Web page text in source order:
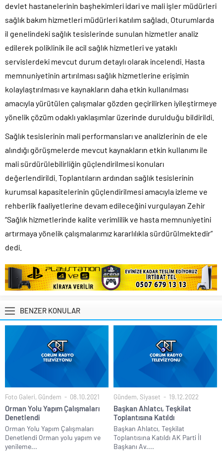
devlet hastanelerinin başhekimleri idari ve mali işler müdürleri
sağlık bakım hizmetleri müdürleri katılım sağladı. Oturumlarda
il genelindeki sağlık tesislerinde sunulan hizmetler analiz
edilerek poliklinik ile acil sağlık hizmetleri ve yataklı
servislerdeki mevcut durum detaylı olarak incelendi. Hasta
memnuniyetinin artırılması sağlık hizmetlerine erişimin
kolaylaştırılması ve kaynakların daha etkin kullanılması
amacıyla yürütülen çalışmalar gözden geçirilirken iyileştirmeye
yönelik çözüm odaklı yaklaşımlar üzerinde durulduğu bildirildi.
Sağlık tesislerinin mali performansları ve analizlerinin de ele
alındığı görüşmelerde mevcut kaynakların etkin kullanımı ile
mali sürdürülebilirliğin güçlendirilmesi konuları
değerlendirildi. Toplantıların ardından sağlık tesislerinin
kurumsal kapasitelerinin güçlendirilmesi amacıyla izleme ve
rehberlik faaliyetlerine devam edileceğini vurgulayan Zehir
“Sağlık hizmetlerinde kalite verimlilik ve hasta memnuniyetini
artırmaya yönelik çalışmalarımız kararlılıkla sürdürülmektedir”
dedi.
BENZER KONULAR
Foto Galeri, Gündem 08.10.2021
Orman Yolu Yapım Çalışmaları
Denetlendi
Orman Yolu Yapım Çalışmaları
Denetlendi Orman yolu yapım ve
yenileme...
Gündem, Siyaset 19.12.2022
Başkan Ahlatcı, Teşkilat
Toplantısına Katıldı
Başkan Ahlatcı, Teşkilat
Toplantısına Katıldı AK Parti İl
Başkanı Av....